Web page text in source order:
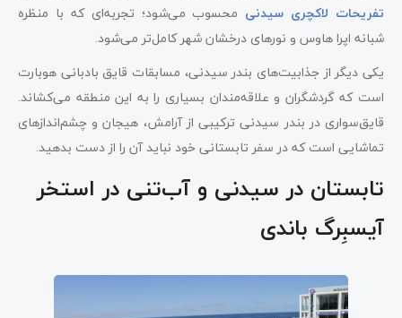
تفریحات لاکچری سیدنی محسوب می‌شود؛ تجربه‌ای که با منظره
شبانه اپرا هاوس و نورهای درخشان شهر کامل‌تر می‌شود.
یکی دیگر از جذابیت‌های بندر سیدنی، مسابقات قایق بادبانی هوبارت
است که گردشگران و علاقه‌مندان بسیاری را به این منطقه می‌کشاند.
قایق‌سواری در بندر سیدنی ترکیبی از آرامش، هیجان و چشم‌اندازهای
تماشایی است که در سفر تابستانی خود نباید آن را از دست بدهید.
تابستان در سیدنی و آب‌تنی در استخر
آیسبِرگ باندی